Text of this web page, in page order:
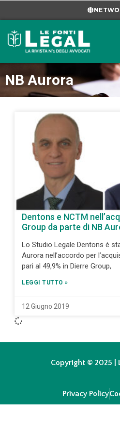
NB Aurora
Dentons e NCTM
Group da parte di NB
Lo Studio Legale Dentons è
Aurora nell’accordo per
pari al 49,9% in Dierre Group,
LEGGI TUTTO »
12 Giugno 2019
Copyright © 2025 |
Privacy Policy